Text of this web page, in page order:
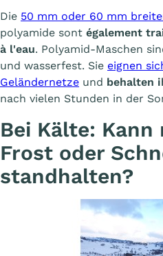
Die 50 mm oder 60 mm
polyamide sont également
à l'eau. Polyamid-Maschen
und wasserfest. Sie eignen
Geländernetze und behalten
nach vielen Stunden in der
Bei Kälte: Kann
Frost oder
standhalten?